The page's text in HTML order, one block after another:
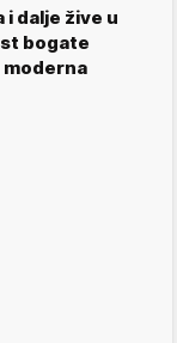
i dalje žive u
bogate
moderna